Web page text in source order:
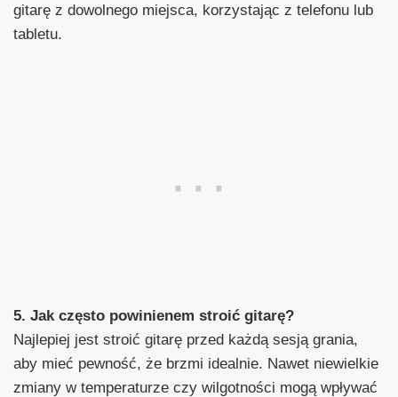
gitarę z dowolnego miejsca, korzystając z telefonu lub
tabletu.
5. Jak często powinienem stroić gitarę?
Najlepiej jest stroić gitarę przed każdą sesją grania,
aby mieć pewność, że brzmi idealnie. Nawet niewielkie
zmiany w temperaturze czy wilgotności mogą wpływać